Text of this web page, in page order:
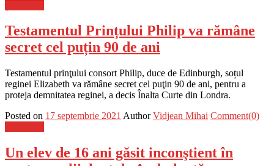
Testamentul Prințului Philip va rămâne
secret cel puțin 90 de ani
Testamentul prinţului consort Philip, duce de Edinburgh, soțul
reginei Elizabeth va rămâne secret cel puţin 90 de ani, pentru a
proteja demnitatea reginei, a decis Înalta Curte din Londra.
Posted on 17 septembrie 2021 Author Vidjean Mihai Comment(0)
Un elev de 16 ani găsit inconştient în